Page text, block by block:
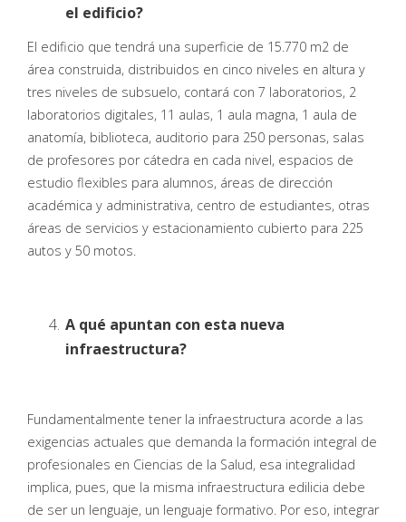
el edificio?
El edificio que tendrá una superficie de 15.770 m2 de
área construida, distribuidos en cinco niveles en altura y
tres niveles de subsuelo, contará con 7 laboratorios, 2
laboratorios digitales, 11 aulas, 1 aula magna, 1 aula de
anatomía, biblioteca, auditorio para 250 personas, salas
de profesores por cátedra en cada nivel, espacios de
estudio flexibles para alumnos, áreas de dirección
académica y administrativa, centro de estudiantes, otras
áreas de servicios y estacionamiento cubierto para 225
autos y 50 motos.
A qué apuntan con esta nueva
infraestructura?
Fundamentalmente tener la infraestructura acorde a las
exigencias actuales que demanda la formación integral de
profesionales en Ciencias de la Salud, esa integralidad
implica, pues, que la misma infraestructura edilicia debe
de ser un lenguaje, un lenguaje formativo. Por eso, integrar